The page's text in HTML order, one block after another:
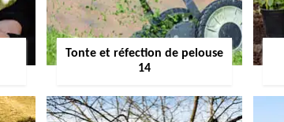
Tonte et réfection de pelouse
14